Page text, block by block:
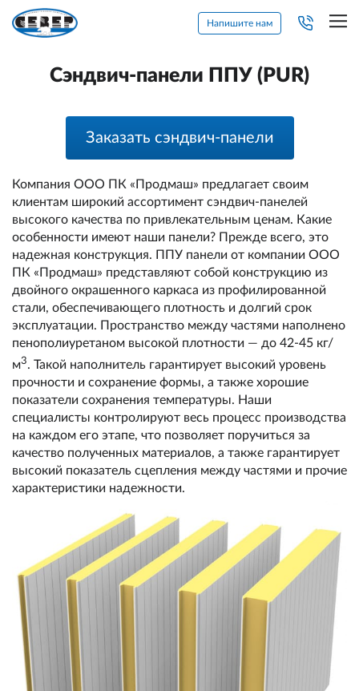
Напишите нам
Сэндвич-панели ППУ (PUR)
Заказать сэндвич-панели
Компания ООО ПК «Продмаш» предлагает своим
клиентам широкий ассортимент сэндвич-панелей
высокого качества по привлекательным ценам. Какие
особенности имеют наши панели? Прежде всего, это
надежная конструкция. ППУ панели от компании ООО
ПК «Продмаш» представляют собой конструкцию из
двойного окрашенного каркаса из профилированной
стали, обеспечивающего плотность и долгий срок
эксплуатации. Пространство между частями наполнено
пенополиуретаном высокой плотности — до 42-45 кг/
м3. Такой наполнитель гарантирует высокий уровень
прочности и сохранение формы, а также хорошие
показатели сохранения температуры. Наши
специалисты контролируют весь процесс производства
на каждом его этапе, что позволяет поручиться за
качество полученных материалов, а также гарантирует
высокий показатель сцепления между частями и прочие
характеристики надежности.